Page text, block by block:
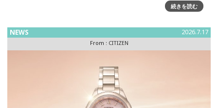
会社は、豊富なカラーバリエーションが人気の『シチズンコ
続きを読む
NEWS 2026.7.17
From : CITIZEN